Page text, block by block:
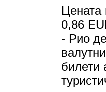
Цената
0,86
- Рио
билети